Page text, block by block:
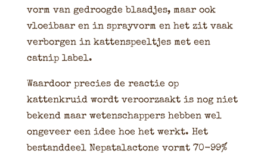
vorm van gedroogde blaadjes, maar ook
vloeibaar en in sprayvorm en het zit vaak
verborgen in kattenspeeltjes met een
catnip label.
Waardoor precies de reactie op
kattenkruid wordt veroorzaakt is nog niet
bekend maar wetenschappers hebben wel
ongeveer een idee hoe het werkt. Het
bestanddeel Nepatalactone vormt 70-99%